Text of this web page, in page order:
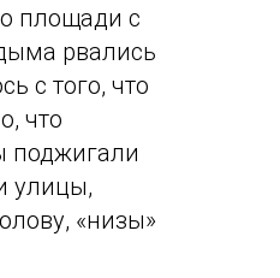
площади с
рвались
с того, что
что
поджигали
улицы,
«низы»